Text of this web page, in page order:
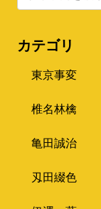
カテゴリ
東京事変
椎名林檎
亀田誠治
刄田綴色